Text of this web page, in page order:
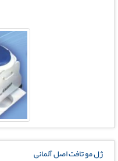
ژل مو تافت اصل آلمانی